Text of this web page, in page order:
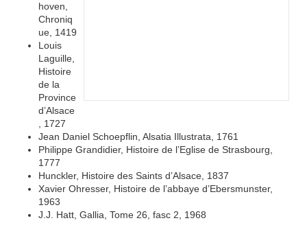
hoven,
Chroniq
ue, 1419
Louis
Laguille,
Histoire
de la
Province
d’Alsace
, 1727
Jean Daniel Schoepflin, Alsatia Illustrata, 1761
Philippe Grandidier, Histoire de l’Eglise de Strasbourg,
1777
Hunckler, Histoire des Saints d’Alsace, 1837
Xavier Ohresser, Histoire de l’abbaye d’Ebersmunster,
1963
J.J. Hatt, Gallia, Tome 26, fasc 2, 1968